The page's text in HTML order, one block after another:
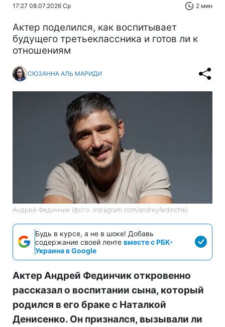
17:27 08.07.2026 Ср 2 мин
Актер поделился, как воспитывает
будущего третьеклассника и готов ли к
отношениям
СЮЗАННА АЛЬ МАРИДИ
Андрей Фединчик (фото: instagram.com/andreyfedinchik)
Будь в курсе, а не в шоке! Добавь
содержание своей ленте вместе с РБК-
Украина в Google
Актер Андрей Фединчик откровенно
рассказал о воспитании сына, который
родился в его браке с Наталкой
Денисенко. Он признался, вызывали ли